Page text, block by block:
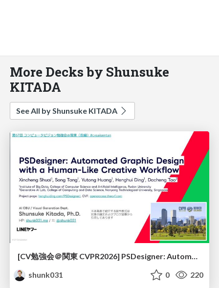
More Decks by Shunsuke
KITADA
See All by Shunsuke KITADA
[CV勉強会＠関東 CVPR2026] PSDesigner: Automated Graphic Design with a Human-Like Creative Workflow / kantocv 67th CVPR 2026
shunk031
0 220